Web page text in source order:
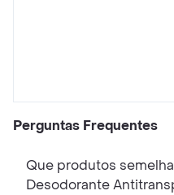
Perguntas Frequentes
Que produtos
Desodorante